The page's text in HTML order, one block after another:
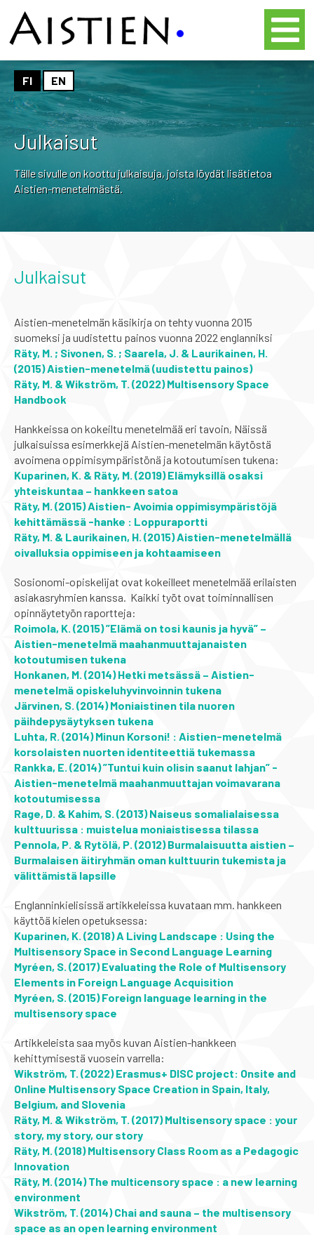
FI EN
Julkaisut
Tälle sivulle on koottu julkaisuja, joista löydät lisätietoa
Aistien-menetelmästä.
Julkaisut
Aistien-menetelmän käsikirja on tehty vuonna 2015
suomeksi ja uudistettu painos vuonna 2022 englanniksi
Räty, M. ; Sivonen, S. ; Saarela, J. & Laurikainen, H.
(2015) Aistien-menetelmä (uudistettu painos)
Räty, M. & Wikström, T. (2022) Multisensory Space
Handbook
Hankkeissa on kokeiltu menetelmää eri tavoin, Näissä
julkaisuissa esimerkkejä Aistien-menetelmän käytöstä
avoimena oppimisympäristönä ja kotoutumisen tukena:
Kuparinen, K. & Räty, M. (2019) Elämyksillä osaksi
yhteiskuntaa – hankkeen satoa
Räty, M. (2015) Aistien- Avoimia oppimisympäristöjä
kehittämässä -hanke : Loppuraportti
Räty, M. & Laurikainen, H. (2015) Aistien-menetelmällä
oivalluksia oppimiseen ja kohtaamiseen
Sosionomi-opiskelijat ovat kokeilleet menetelmää erilaisten
asiakasryhmien kanssa. Kaikki työt ovat toiminnallisen
opinnäytetyön raportteja:
Roimola, K. (2015) ”Elämä on tosi kaunis ja hyvä” –
Aistien-menetelmä maahanmuuttajanaisten
kotoutumisen tukena
Honkanen, M. (2014) Hetki metsässä – Aistien-
menetelmä opiskeluhyvinvoinnin tukena
Järvinen, S. (2014) Moniaistinen tila nuoren
päihdepysäytyksen tukena
Luhta, R. (2014) Minun Korsoni! : Aistien-menetelmä
korsolaisten nuorten identiteettiä tukemassa
Rankka, E. (2014) ”Tuntui kuin olisin saanut lahjan” -
Aistien-menetelmä maahanmuuttajan voimavarana
kotoutumisessa
Rage, D. & Kahim, S. (2013) Naiseus somalialaisessa
kulttuurissa : muistelua moniaistisessa tilassa
Pennola, P. & Rytölä, P. (2012) Burmalaisuutta aistien –
Burmalaisen äitiryhmän oman kulttuurin tukemista ja
välittämistä lapsille
Englanninkielisissä artikkeleissa kuvataan mm. hankkeen
käyttöä kielen opetuksessa:
Kuparinen, K. (2018) A Living Landscape : Using the
Multisensory Space in Second Language Learning
Myréen, S. (2017) Evaluating the Role of Multisensory
Elements in Foreign Language Acquisition
Myréen, S. (2015) Foreign language learning in the
multisensory space
Artikkeleista saa myös kuvan Aistien-hankkeen
kehittymisestä vuosein varrella:
Wikström, T. (2022) Erasmus+ DISC project: Onsite and
Online Multisensory Space Creation in Spain, Italy,
Belgium, and Slovenia
Räty, M. & Wikström, T. (2017) Multisensory space : your
story, my story, our story
Räty, M. (2018) Multisensory Class Room as a Pedagogic
Innovation
Räty, M. (2014) The multicensory space : a new learning
environment
Wikström, T. (2014) Chai and sauna – the multisensory
space as an open learning environment